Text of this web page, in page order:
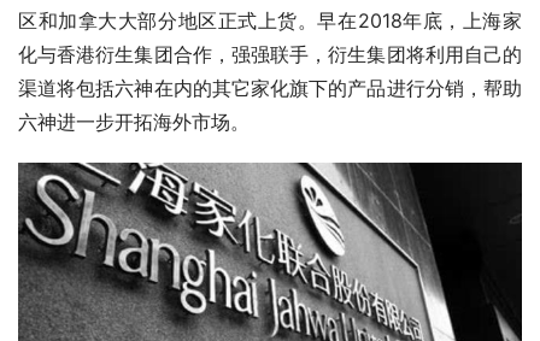
区和加拿大大部分地区正式上货。早在2018年底，上海家
化与香港衍生集团合作，强强联手，衍生集团将利用自己的
渠道将包括六神在内的其它家化旗下的产品进行分销，帮助
六神进一步开拓海外市场。